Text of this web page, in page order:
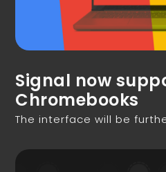
Signal now
Chromebooks
The interface will be